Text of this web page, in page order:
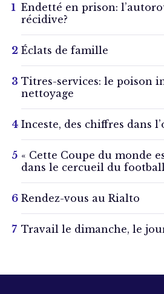
Endetté en prison:
récidive?
Éclats de famille
Titres-services: le poison
nettoyage
Inceste, des chiffres dans
« Cette Coupe du monde
dans le cercueil du
Rendez-vous au Rialto
Travail le dimanche, le